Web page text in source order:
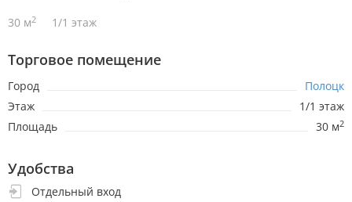
30 м2 1/1 этаж
Торговое помещение
Город
Полоцк
Этаж
1/1 этаж
Площадь
30 м2
Удобства
Отдельный вход